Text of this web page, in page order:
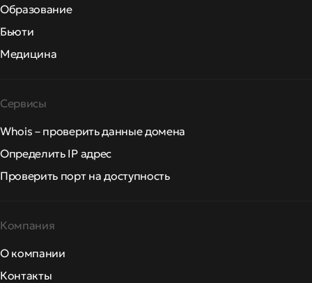
Образование
Бьюти
Медицина
Сервисы
Whois – проверить данные домена
Определить IP адрес
Проверить порт на доступность
Компания
О компании
Контакты